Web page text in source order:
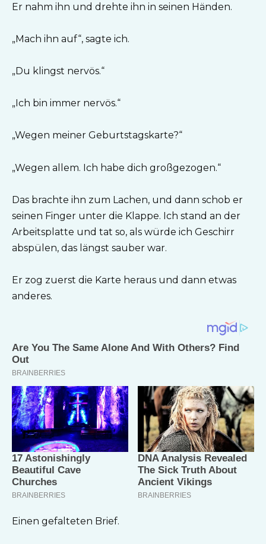
Er nahm ihn und drehte ihn in seinen Händen.
„Mach ihn auf“, sagte ich.
„Du klingst nervös.“
„Ich bin immer nervös.“
„Wegen meiner Geburtstagskarte?“
„Wegen allem. Ich habe dich großgezogen.“
Das brachte ihn zum Lachen, und dann schob er
seinen Finger unter die Klappe. Ich stand an der
Arbeitsplatte und tat so, als würde ich Geschirr
abspülen, das längst sauber war.
Er zog zuerst die Karte heraus und dann etwas
anderes.
Einen gefalteten Brief.